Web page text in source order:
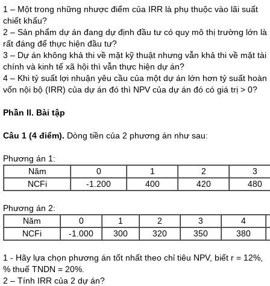
1 – Một trong những nhược điểm của IRR là phụ thuộc vào lãi suất
chiết khấu?
2 – Sản phẩm dự án đang dự định đầu tư có quy mô thị trường lớn là
rất đáng để thực hiện đầu tư?
3 – Dự án không khả thi về mặt kỹ thuật nhưng vẫn khả thi về mặt tài
chính và kinh tế xã hội thì vẫn thực hiện dự án?
4 – Khi tỷ suất lợi nhuận yêu cầu của một dự án lớn hơn tỷ suất hoàn
vốn nội bộ (IRR) của dự án đó thì NPV của dự án đó có giá trị > 0?
Phần II. Bài tập
Câu 1 (4 điểm). Dòng tiền của 2 phương án như sau:
Phương án 1:
Năm
0 1 2
3
NCFi
-1.200 400 420 480
Phương án 2:
Năm
0 1 2 3
4
NCFi
-1.000 300 320 350 380
1 - Hãy lựa chọn phương án tốt nhất theo chỉ tiêu NPV, biết r = 12%,
% thuế TNDN = 20%.
2 – Tính IRR của 2 dự án?